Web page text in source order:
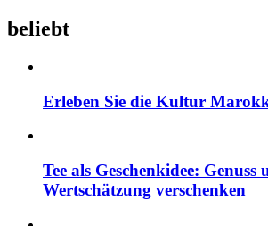
beliebt
Erleben Sie die Kultur
Tee als Geschenkidee: Genuss
Wertschätzung verschenken